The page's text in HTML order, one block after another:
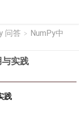
问答 > NumPy中
实践
践